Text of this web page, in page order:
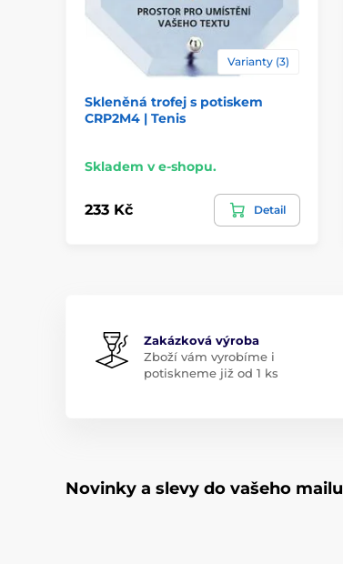
Varianty (3)
Skleněná trofej s potiskem
CRP2M4 | Tenis
Skladem v e-shopu.
233 Kč Detail
Zakázková výroba
Zboží vám vyrobíme i
potiskneme již od 1 ks
Novinky a slevy do vašeho mailu